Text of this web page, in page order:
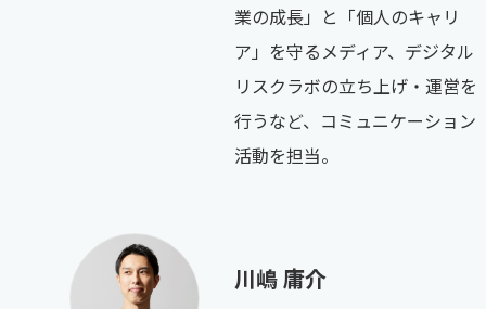
業の成長」と「個人のキャリ
ア」を守るメディア、デジタル
リスクラボの立ち上げ・運営を
行うなど、コミュニケーション
活動を担当。
川嶋 庸介